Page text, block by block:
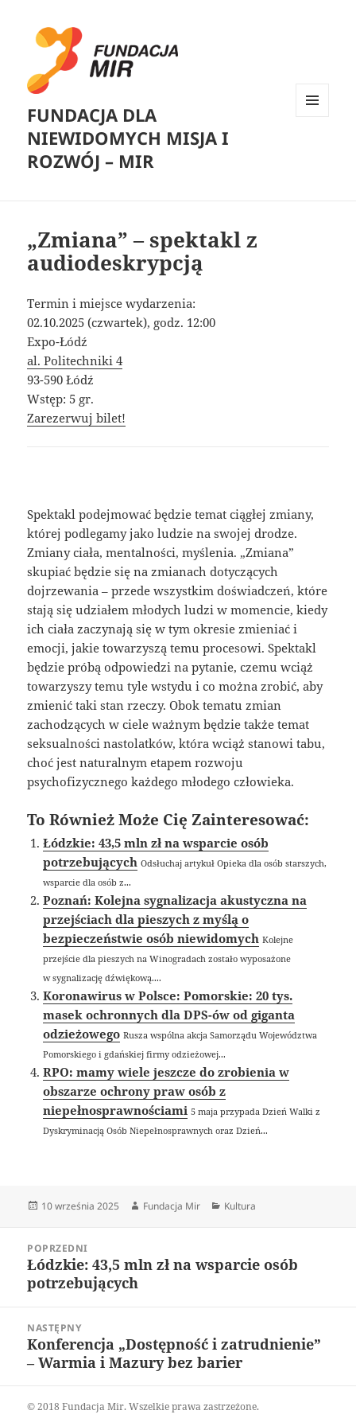
FUNDACJA DLA
NIEWIDOMYCH MISJA I
ROZWÓJ – MIR
„Zmiana” – spektakl z
audiodeskrypcją
Termin i miejsce wydarzenia:
02.10.2025 (czwartek), godz. 12:00
Expo-Łódź
al. Politechniki 4
93-590 Łódź
Wstęp: 5 gr.
Zarezerwuj bilet!
Spektakl podejmować będzie temat ciągłej zmiany,
której podlegamy jako ludzie na swojej drodze.
Zmiany ciała, mentalności, myślenia. „Zmiana”
skupiać będzie się na zmianach dotyczących
dojrzewania – przede wszystkim doświadczeń, które
stają się udziałem młodych ludzi w momencie, kiedy
ich ciała zaczynają się w tym okresie zmieniać i
emocji, jakie towarzyszą temu procesowi. Spektakl
będzie próbą odpowiedzi na pytanie, czemu wciąż
towarzyszy temu tyle wstydu i co można zrobić, aby
zmienić taki stan rzeczy. Obok tematu zmian
zachodzących w ciele ważnym będzie także temat
seksualności nastolatków, która wciąż stanowi tabu,
choć jest naturalnym etapem rozwoju
psychofizycznego każdego młodego człowieka.
To Również Może Cię Zainteresować:
Łódzkie: 43,5 mln zł na wsparcie osób
potrzebujących Odsłuchaj artykuł Opieka dla osób starszych,
wsparcie dla osób z...
Poznań: Kolejna sygnalizacja akustyczna na
przejściach dla pieszych z myślą o
bezpieczeństwie osób niewidomych Kolejne
przejście dla pieszych na Winogradach zostało wyposażone
w sygnalizację dźwiękową....
Koronawirus w Polsce: Pomorskie: 20 tys.
masek ochronnych dla DPS-ów od giganta
odzieżowego Rusza wspólna akcja Samorządu Województwa
Pomorskiego i gdańskiej firmy odzieżowej...
RPO: mamy wiele jeszcze do zrobienia w
obszarze ochrony praw osób z
niepełnosprawnościami 5 maja przypada Dzień Walki z
Dyskryminacją Osób Niepełnosprawnych oraz Dzień...
Data
10 września 2025 Autor
Fundacja Mir Kategorie
Kultura
wpisuPOPRZEDNI
Poprzedni
wpis:
Łódzkie: 43,5 mln zł na wsparcie osób
potrzebujących
NASTĘPNY
Następny
wpis:
Konferencja „Dostępność i zatrudnienie”
– Warmia i Mazury bez barier
© 2018 Fundacja Mir. Wszelkie prawa zastrzeżone.